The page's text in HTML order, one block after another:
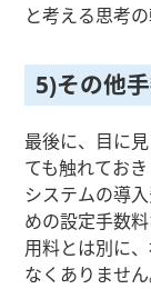
と考える思考
5)その他
最後に、目に
ても触れてお
システムの導
めの設定手数
用料とは別に
なくありません